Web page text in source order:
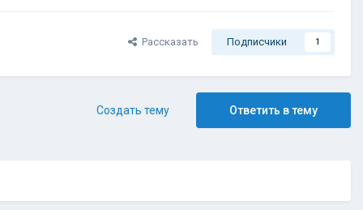
Рассказать Подписчики 1
Ответить в тему
Создать тему